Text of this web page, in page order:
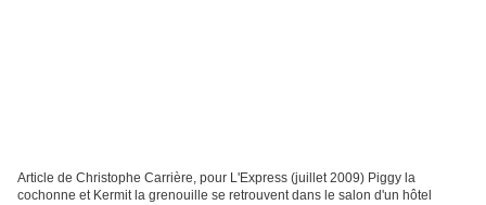
Article de Christophe Carrière, pour L'Express (juillet 2009) Piggy la
cochonne et Kermit la grenouille se retrouvent dans le salon d'un hôtel